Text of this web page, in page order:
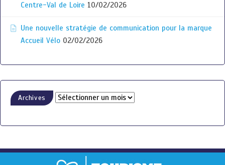
Centre-Val de Loire 10/02/2026
Une nouvelle stratégie de communication pour la marque
Accueil Vélo 02/02/2026
Archives